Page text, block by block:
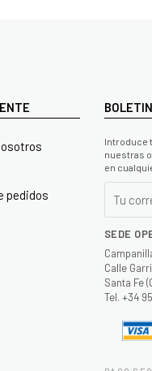
pedidos
Introduce
nuestras
en
SEDE
Calle
Santa Fe
Tel. +34